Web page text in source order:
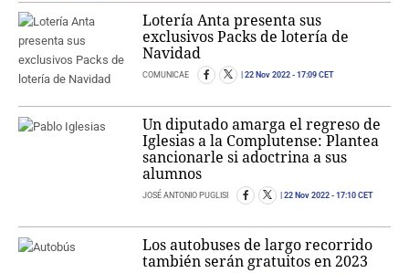
Lotería Anta presenta sus
exclusivos Packs de lotería de
Navidad
COMUNICAE 22 Nov 2022 - 17:09 CET
Un diputado amarga el regreso de
Iglesias a la Complutense: Plantea
sancionarle si adoctrina a sus
alumnos
JOSÉ ANTONIO PUGLISI 22 Nov 2022 - 17:10 CET
Los autobuses de largo recorrido
también serán gratuitos en 2023